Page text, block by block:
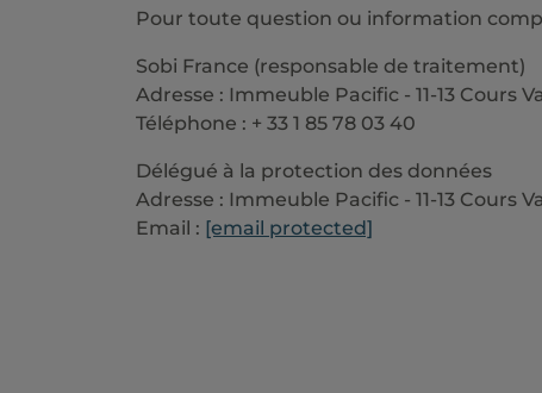
Pour toute question ou information
Sobi France (responsable de traitement)
Adresse : Immeuble Pacific - 11-13 Cours
Téléphone : + 33 1 85 78 03 40
Délégué à la protection des données
Adresse : Immeuble Pacific - 11-13 Cours
Email : [email protected]